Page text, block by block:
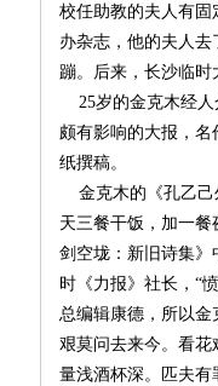
校任助教的夫人有固
办杂志，他的夫人
蹦。后来，长沙临时
25岁的金克木经人
颇有影响的大报，
纸撰稿。
金克木的《孔乙己
天三餐干饭，加一
剑空垅：新旧诗集》
时《力报》社长，“
总编辑康德，所以金
艰莫问去来今。看花
量浅酒杯深。匹夫有